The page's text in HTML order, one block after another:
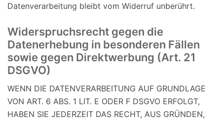
Datenverarbeitung bleibt vom Widerruf unberührt.
Widerspruchsrecht gegen die
Datenerhebung in besonderen Fällen
sowie gegen Direktwerbung (Art. 21
DSGVO)
WENN DIE DATENVERARBEITUNG AUF GRUNDLAGE
VON ART. 6 ABS. 1 LIT. E ODER F DSGVO ERFOLGT,
HABEN SIE JEDERZEIT DAS RECHT, AUS GRÜNDEN,